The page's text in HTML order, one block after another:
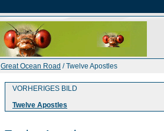
Great Ocean Road / Twelve Apostles
VORHERIGES BILD
Twelve Apostles